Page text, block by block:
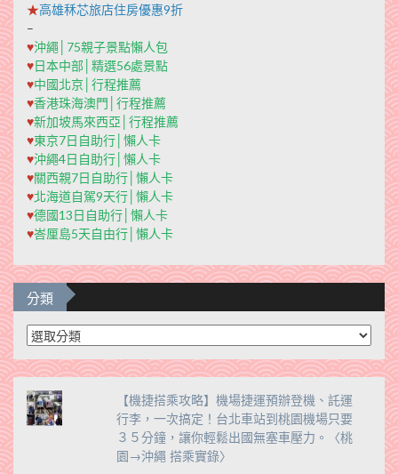
★高雄秝芯旅店住房優惠9折
–
♥沖繩│75親子景點懶人包
♥日本中部│精選56處景點
♥中國北京│行程推薦
♥香港珠海澳門│行程推薦
♥新加坡馬來西亞│行程推薦
♥東京7日自助行│懶人卡
♥沖繩4日自助行│懶人卡
♥關西親7日自助行│懶人卡
♥北海道自駕9天行│懶人卡
♥德國13日自助行│懶人卡
♥峇厘島5天自由行│懶人卡
分類
分
類
【機捷搭乘攻略】機場捷運預辦登機、託運
行李，一次搞定！台北車站到桃園機場只要
３５分鐘，讓你輕鬆出國無塞車壓力。〈桃
園→沖繩 搭乘實錄〉